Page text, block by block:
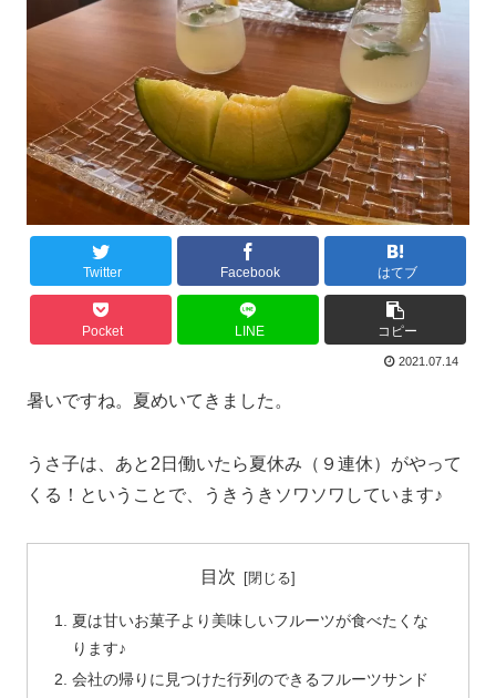
Twitter Facebook はてブ
Pocket LINE コピー
2021.07.14
暑いですね。夏めいてきました。
うさ子は、あと2日働いたら夏休み（９連休）がやって
くる！ということで、うきうきソワソワしています♪
目次
夏は甘いお菓子より美味しいフルーツが食べたくな
ります♪
会社の帰りに見つけた行列のできるフルーツサンド